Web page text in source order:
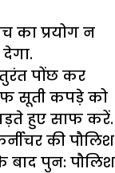
का प्रयोग न
पोंछ कर
सूती कपड़े को
हुए साफ करें.
की पौलिश
बाद पुन: पौलिश